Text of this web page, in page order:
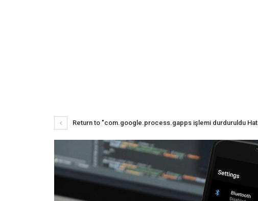
Return to "com.google.process.gapps işlemi durduruldu